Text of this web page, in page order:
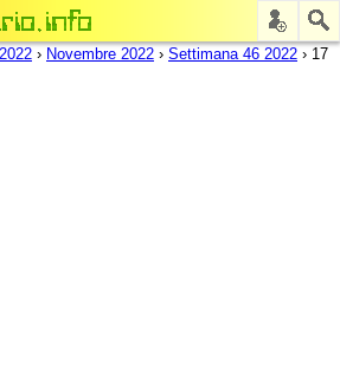
› Novembre 2022 › Settimana 46 2022 › 17